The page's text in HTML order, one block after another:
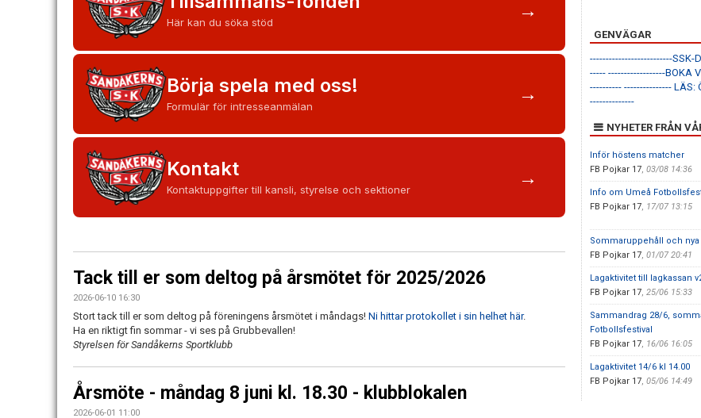
Här kan du söka stöd
→
Börja spela med oss!
Formulär för intresseanmälan
→
Kontakt
Kontaktuppgifter till kansli, styrelse och sektioner
→
Tack till er som deltog på årsmötet för 2025/2026
2026-06-10 16:30
Stort tack till er som deltog på föreningens årsmötet i måndags! Ni hittar protokollet i sin helhet här.
Ha en riktigt fin sommar - vi ses på Grubbevallen!
Styrelsen för Sandåkerns Sportklubb
Årsmöte - måndag 8 juni kl. 18.30 - klubblokalen
2026-06-01 11:00
GENVÄGAR
--------------------------SSK-
----- ------------------BOKA
---------- --------------- LÄS:
--------------
NYHETER FRÅN
Inför höstens matcher
FB Pojkar 17, 03/08 14:36
Info om Umeå
FB Pojkar 17, 17/07 13:15
Sommaruppehåll och
FB Pojkar 17, 01/07 20:41
Lagaktivitet till lagkassan
FB Pojkar 17, 25/06 15:33
Sammandrag 28/6,
Fotbollsfestival
FB Pojkar 17, 16/06 16:05
Lagaktivitet 14/6 kl 14.00
FB Pojkar 17, 05/06 14:49